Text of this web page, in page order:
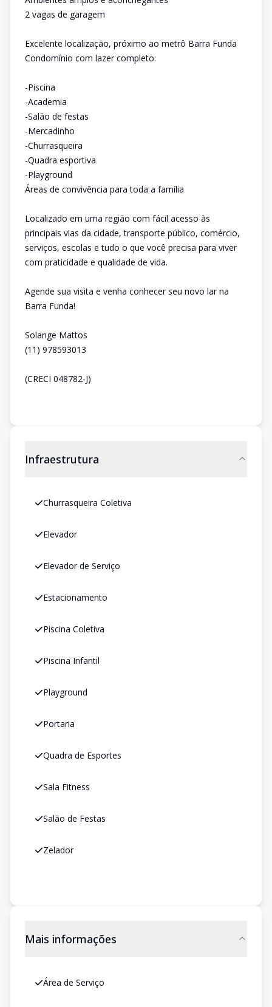
2 vagas de garagem
Excelente localização, próximo ao metrô Barra Funda
Condomínio com lazer completo:
-Piscina
-Academia
-Salão de festas
-Mercadinho
-Churrasqueira
-Quadra esportiva
-Playground
Áreas de convivência para toda a família
Localizado em uma região com fácil acesso às
principais vias da cidade, transporte público, comércio,
serviços, escolas e tudo o que você precisa para viver
com praticidade e qualidade de vida.
Agende sua visita e venha conhecer seu novo lar na
Barra Funda!
Solange Mattos
(11) 978593013
(CRECI 048782-J)
Infraestrutura
Churrasqueira Coletiva
Elevador
Elevador de Serviço
Estacionamento
Piscina Coletiva
Piscina Infantil
Playground
Portaria
Quadra de Esportes
Sala Fitness
Salão de Festas
Zelador
Mais informações
Área de Serviço